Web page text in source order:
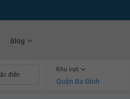
Blog
Khu vực
Quận Ba Đình